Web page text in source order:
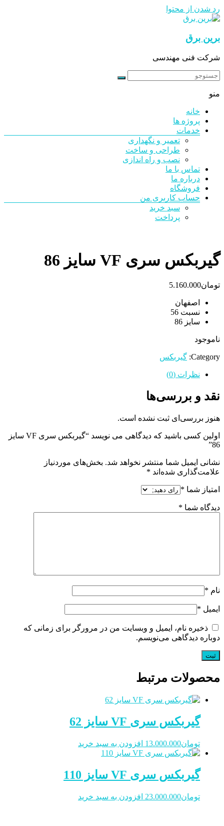
رد شدن از محتوا
برین برق
شرکت فنی مهندسی
منو
خانه
پروژه ها
خدمات
تعمیر و نگهداری
طراحی و ساخت
نصب و راه اندازی
تماس با ما
درباره ما
فروشگاه
حساب کاربری من
سبد خرید
پرداخت
گیربکس سری VF سایز 86
تومان5.160.000
اصفهان
نسبت 56
سایز 86
ناموجود
Category: گیربکس
نظرات (0)
نقد و بررسی‌ها
هنوز بررسی‌ای ثبت نشده است.
اولین کسی باشید که دیدگاهی می نویسد “گیربکس سری VF سایز
86”
نشانی ایمیل شما منتشر نخواهد شد. بخش‌های موردنیاز
علامت‌گذاری شده‌اند *
امتیاز شما *
دیدگاه شما *
نام *
ایمیل *
ذخیره نام، ایمیل و وبسایت من در مرورگر برای زمانی که
دوباره دیدگاهی می‌نویسم.
محصولات مرتبط
گیربکس سری VF سایز 62
تومان13.000.000 افزودن به سبد خرید
گیربکس سری VF سایز 110
تومان23.000.000 افزودن به سبد خرید